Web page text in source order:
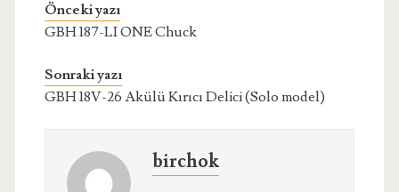
Önceki yazı
GBH 187-LI ONE Chuck
Sonraki yazı
GBH 18V-26 Akülü Kırıcı Delici (Solo model)
birchok